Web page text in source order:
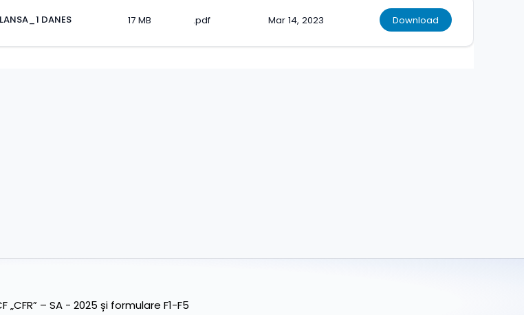
DANES 17 MB .pdf Mar 14, 2023 Download
– SA - 2025 și formulare F1-F5